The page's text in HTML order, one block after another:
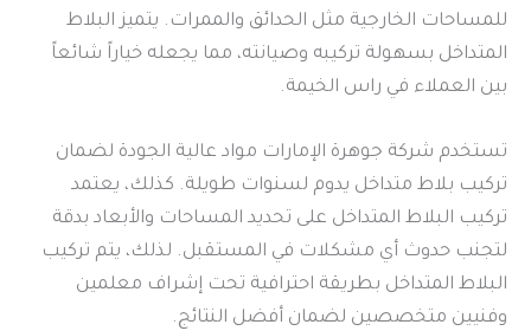
للمساحات الخارجية مثل الحدائق والممرات. يتميز البلاط
المتداخل بسهولة تركيبه وصيانته، مما يجعله خياراً شائعاً
بين العملاء في راس الخيمة.
تستخدم شركة جوهرة الإمارات مواد عالية الجودة لضمان
تركيب بلاط متداخل يدوم لسنوات طويلة. كذلك، يعتمد
تركيب البلاط المتداخل على تحديد المساحات والأبعاد بدقة
لتجنب حدوث أي مشكلات في المستقبل. لذلك، يتم تركيب
البلاط المتداخل بطريقة احترافية تحت إشراف معلمين
وفنيين متخصصين لضمان أفضل النتائج.